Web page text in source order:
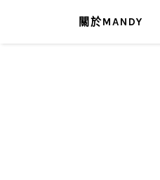
關於MANDY